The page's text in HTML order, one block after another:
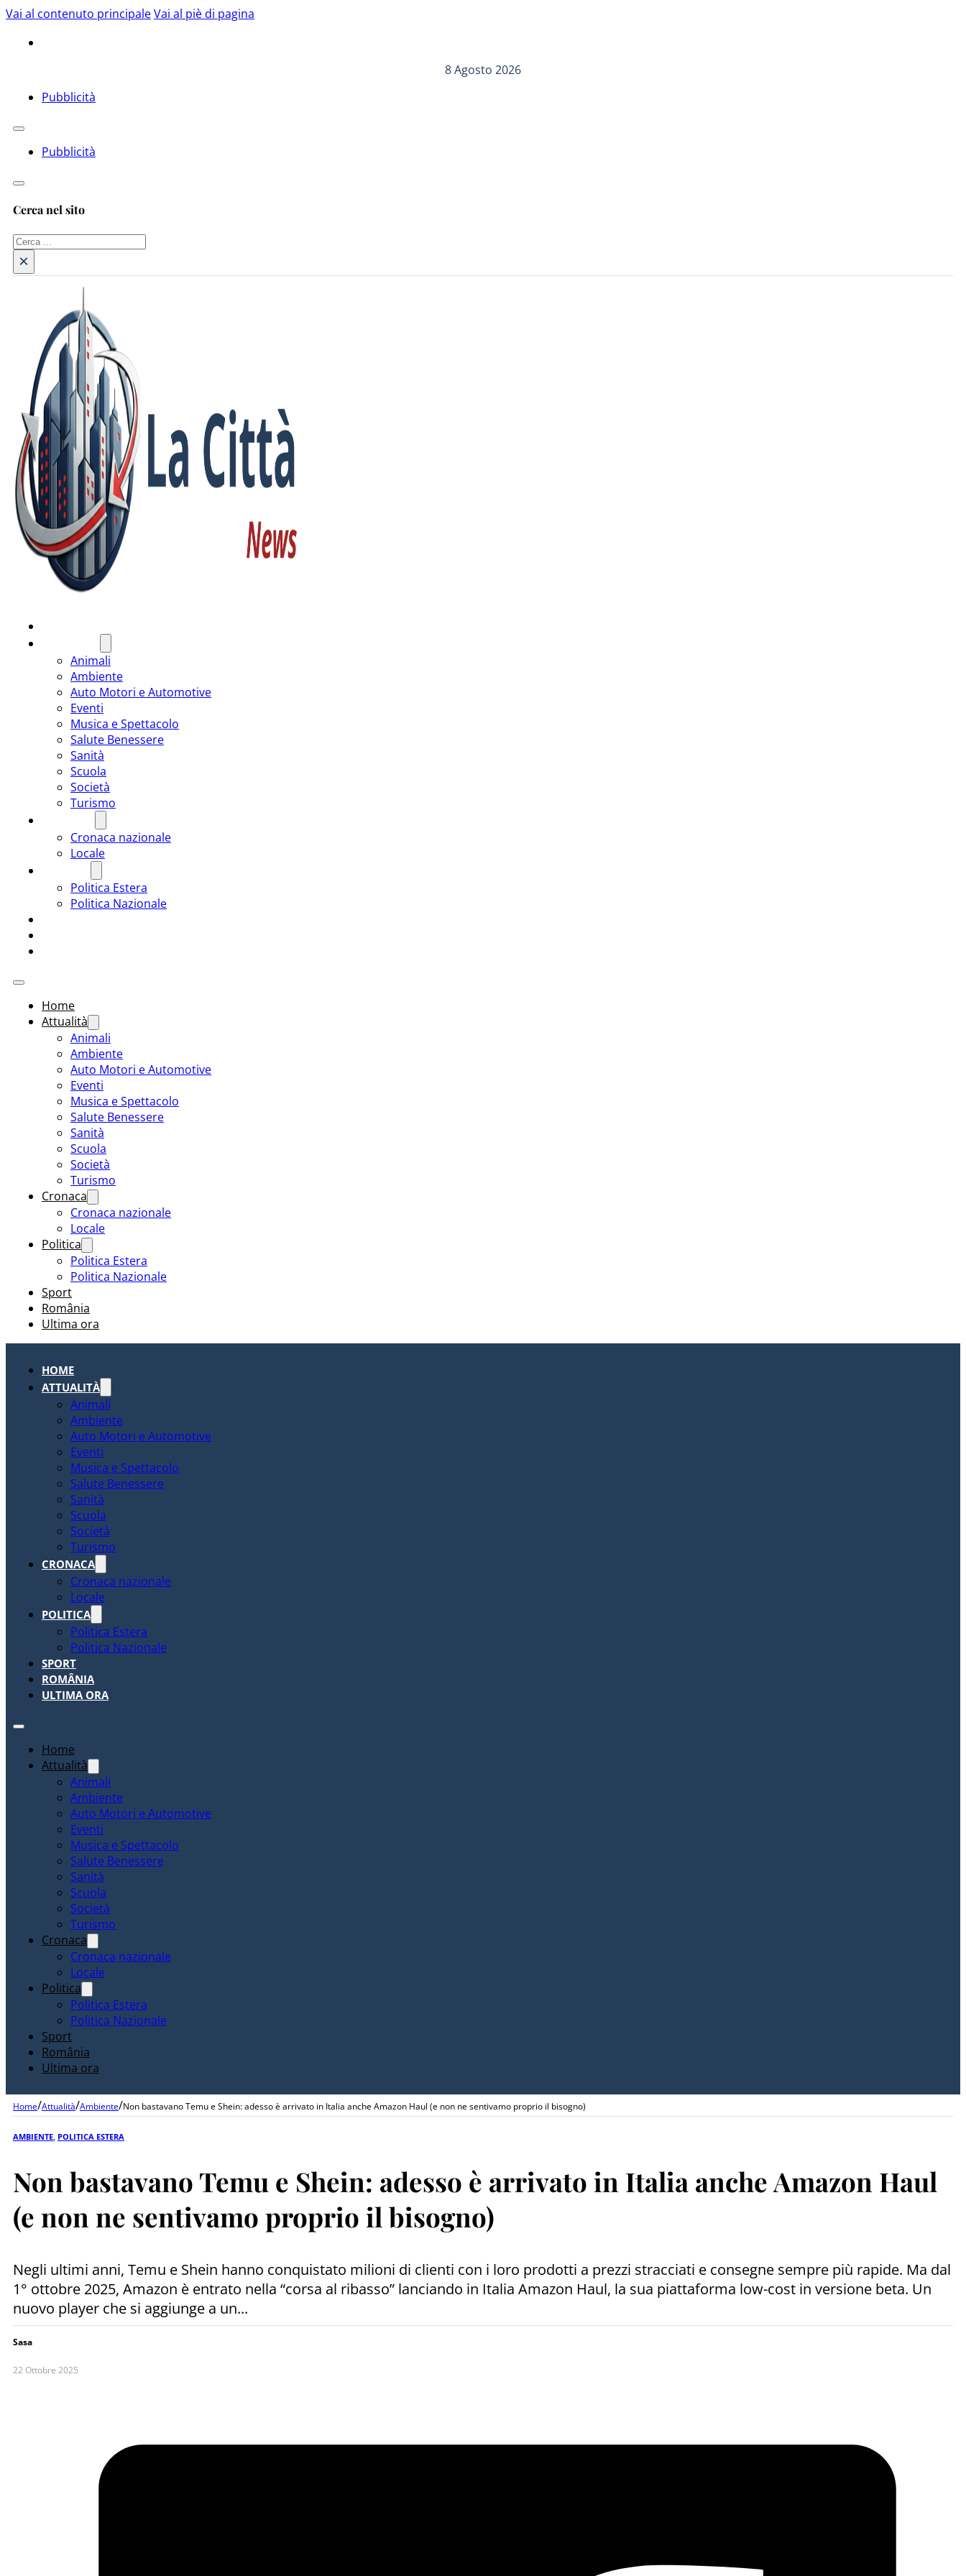
Vai al contenuto principaleVai al piè di pagina
8 Agosto 2026
Pubblicità
Pubblicità
Cerca nel sito
Cerca
×
Animali
Ambiente
Auto Motori e Automotive
Eventi
Musica e Spettacolo
Salute Benessere
Sanità
Scuola
Società
Turismo
Cronaca nazionale
Locale
Politica Estera
Politica Nazionale
Home
Attualità
Animali
Ambiente
Auto Motori e Automotive
Eventi
Musica e Spettacolo
Salute Benessere
Sanità
Scuola
Società
Turismo
Cronaca
Cronaca nazionale
Locale
Politica
Politica Estera
Politica Nazionale
Sport
România
Ultima ora
HOME
ATTUALITÀ
Animali
Ambiente
Auto Motori e Automotive
Eventi
Musica e Spettacolo
Salute Benessere
Sanità
Scuola
Società
Turismo
CRONACA
Cronaca nazionale
Locale
POLITICA
Politica Estera
Politica Nazionale
SPORT
ROMÂNIA
ULTIMA ORA
Home
Attualità
Animali
Ambiente
Auto Motori e Automotive
Eventi
Musica e Spettacolo
Salute Benessere
Sanità
Scuola
Società
Turismo
Cronaca
Cronaca nazionale
Locale
Politica
Politica Estera
Politica Nazionale
Sport
România
Ultima ora
Home/Attualità/Ambiente/Non bastavano Temu e Shein: adesso è arrivato in Italia anche Amazon Haul (e non ne sentivamo proprio il bisogno)
AMBIENTE POLITICA ESTERA
Non bastavano Temu e Shein: adesso è arrivato in Italia anche Amazon Haul
(e non ne sentivamo proprio il bisogno)
Negli ultimi anni, Temu e Shein hanno conquistato milioni di clienti con i loro prodotti a prezzi stracciati e consegne sempre più rapide. Ma dal
1° ottobre 2025, Amazon è entrato nella “corsa al ribasso” lanciando in Italia Amazon Haul, la sua piattaforma low-cost in versione beta. Un
nuovo player che si aggiunge a un...
Sasa
22 Ottobre 2025